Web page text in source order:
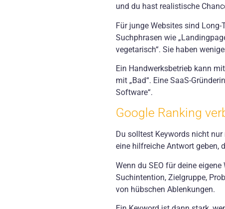
und du hast realistische
Für junge Websites sind
Suchphrasen wie
vegetarisch“. Sie haben
Ein Handwerksbetrieb kann
mit „Bad“. Eine SaaS-
Software“.
Google Ranking
Du solltest Keywords nicht
eine hilfreiche Antwort geben,
Wenn du SEO für deine
Suchintention, Zielgruppe,
von hübschen Ablenkungen.